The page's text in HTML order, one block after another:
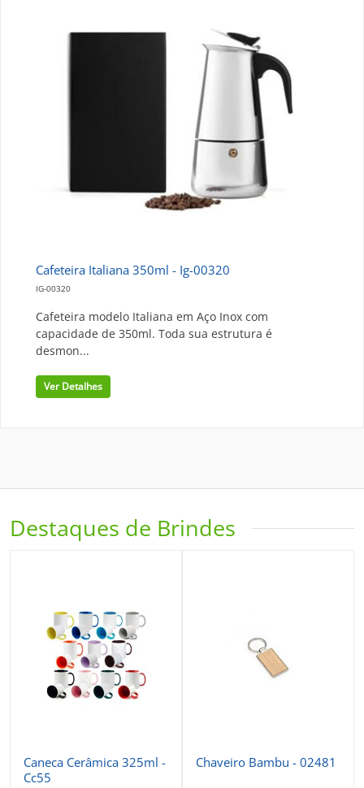
Cafeteira Italiana 350ml - Ig-00320
IG-00320
Cafeteira modelo Italiana em Aço Inox com
capacidade de 350ml. Toda sua estrutura é
desmon...
Ver Detalhes
Destaques de Brindes
Caneca Cerâmica 325ml -
Cc55
Chaveiro Bambu - 02481